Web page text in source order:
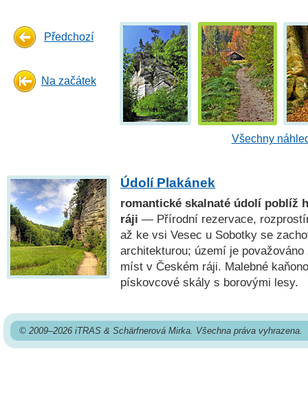
Předchozí
Na začátek
Všechny
Údolí Plakánek
romantické skalnaté údolí poblíž
ráji — Přírodní rezervace,
až ke vsi Vesec u Sobotky se
architekturou; území je
míst v Českém ráji. Malebné
pískovcové skály s borovými lesy.
© 2009–2026 iTRAS & Schärfnerová Mirka. Všechna práva vyhrazena.